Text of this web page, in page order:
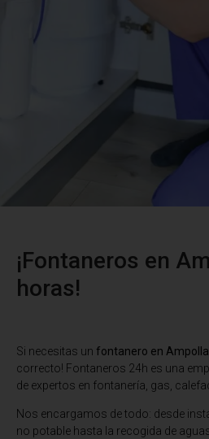
¡Fontaneros en
horas!
Si necesitas un fontanero en Ampolla
correcto! Fontaneros 24h es una
de expertos en fontanería, gas,
Nos encargamos de todo: desde
no potable hasta la recogida de